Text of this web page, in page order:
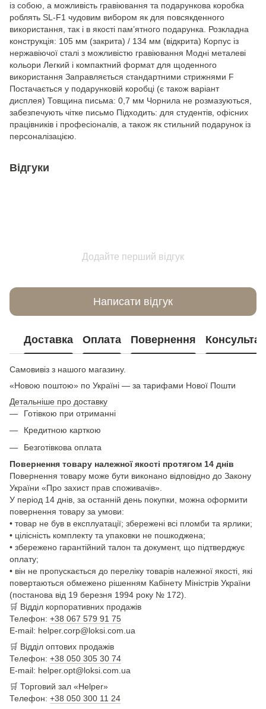
із собою, а можливість гравіювання та подарункова коробка
роблять SL-F1 чудовим вибором як для повсякденного
використання, так і в якості пам’ятного подарунка. Розкладна
конструкція: 105 мм (закрита) / 134 мм (відкрита) Корпус із
нержавіючої сталі з можливістю гравіювання Модні металеві
кольори Легкий і компактний формат для щоденного
використання Заправляється стандартними стрижнями F
Постачається у подарунковій коробці (є також варіант
дисплея) Товщина письма: 0,7 мм Чорнила не розмазуються,
забезпечують чітке письмо Підходить: для студентів, офісних
працівників і професіоналів, а також як стильний подарунок із
персоналізацією.
Відгуки
Додайте перший відгук
Написати відгук
Доставка Оплата Повернення
Самовивіз з нашого магазину.
«Новою поштою» по Україні — за тарифами Нової Пошти
Детальніше про доставку
Готівкою при отриманні
Кредитною карткою
Безготівкова оплата
Повернення товару належної якості протягом 14 днів
Повернення товару може бути виконано відповідно до Закону
України «Про захист прав споживачів».
У період 14 днів, за останній день покупки, можна оформити
повернення товару за умови:
• товар не був в експлуатації; збережені всі пломби та ярлики;
• цілісність комплекту та упаковки не пошкоджена;
• збережено гарантійний талон та документ, що підтверджує
оплату;
• він не пропускається до переліку товарів належної якості, які
повертаються обмежено рішенням Кабінету Міністрів України
(постанова від 19 березня 1994 року № 172).
🛒 Відділ корпоративних продажів
Телефон: +38 067 579 91 75
E-mail: helper.corp@loksi.com.ua
🛒 Відділ оптових продажів
Телефон: +38 050 305 30 74
E-mail: helper.opt@loksi.com.ua
🛒 Торговий зал «Helper»
Телефон: +38 050 300 11 24